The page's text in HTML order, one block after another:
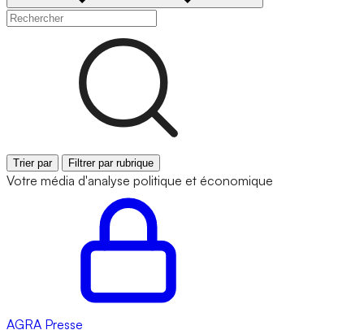
Trier par Filtrer par rubrique
Votre média d'analyse politique et économique
AGRA Presse